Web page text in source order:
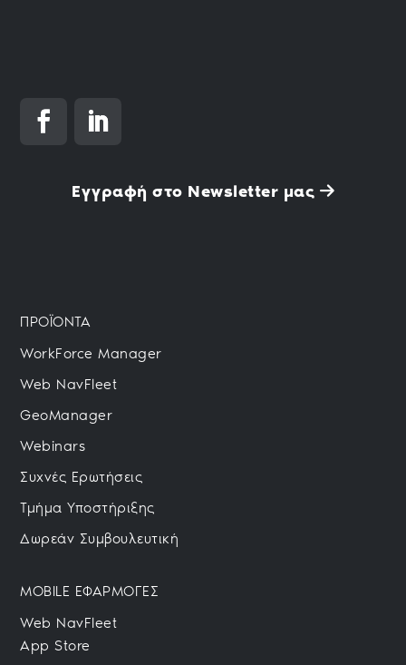
Εγγραφή στο Newsletter μας
ΠΡΟΪΟΝΤΑ
WorkForce Manager
Web NavFleet
GeoManager
Webinars
Συχνές Ερωτήσεις
Τμήμα Υποστήριξης
Δωρεάν Συμβουλευτική
MOBILE ΕΦΑΡΜΟΓΕΣ
Web NavFleet
App Store